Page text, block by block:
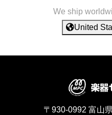
We ship
United
〒930-0992 富山